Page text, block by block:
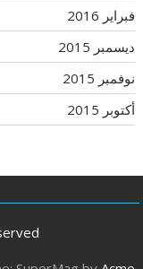
فبراير 2016
ديسمبر 2015
نوفمبر 2015
أكتوبر 2015